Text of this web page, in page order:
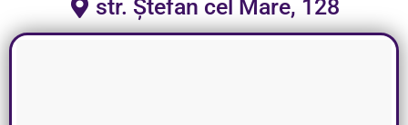
str. Ștefan cel Mare, 128